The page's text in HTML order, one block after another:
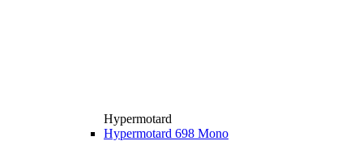
Hypermotard
Hypermotard 698 Mono